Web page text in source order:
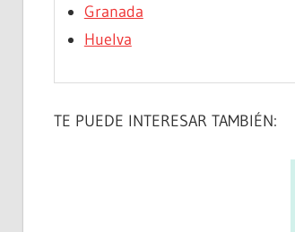
Granada
Huelva
TE PUEDE INTERESAR TAMBIÉN: